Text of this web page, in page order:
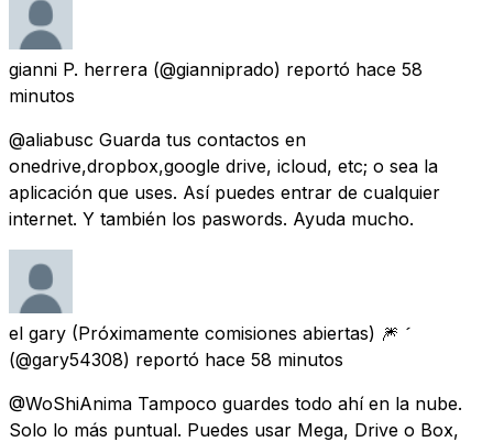
gianni P. herrera (@gianniprado) reportó hace 58
minutos
@aliabusc Guarda tus contactos en
onedrive,dropbox,google drive, icloud, etc; o sea la
aplicación que uses. Así puedes entrar de cualquier
internet. Y también los paswords. Ayuda mucho.
el gary (Próximamente comisiones abiertas) 🎆 
(@gary54308) reportó hace 58 minutos
@WoShiAnima Tampoco guardes todo ahí en la nube.
Solo lo más puntual. Puedes usar Mega, Drive o Box,